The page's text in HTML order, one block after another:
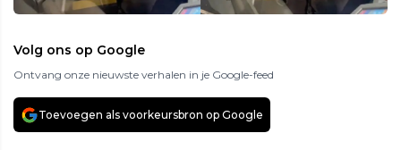
Volg ons op Google
Ontvang onze nieuwste verhalen in je Google-feed
Toevoegen als voorkeursbron op Google